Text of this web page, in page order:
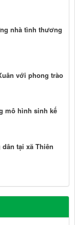
nhà tình thương
với phong trào
mô hình sinh kế
tại xã Thiên